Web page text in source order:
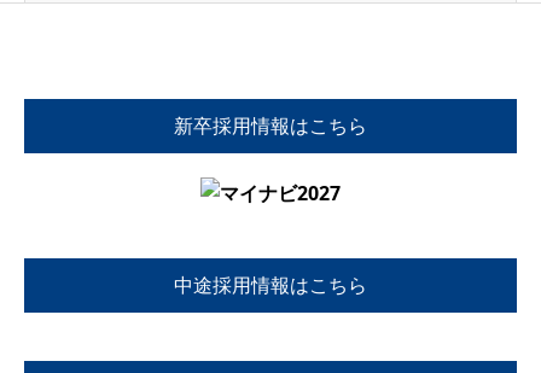
新卒採用情報はこちら
中途採用情報はこちら